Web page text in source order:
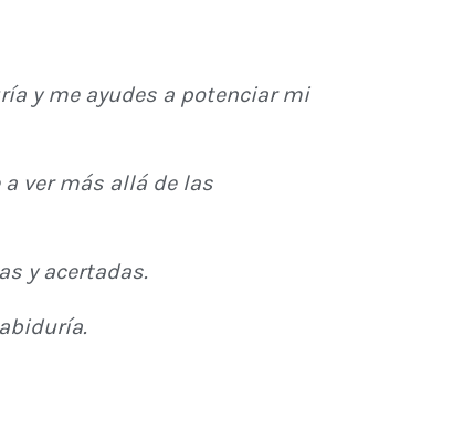
y me ayudes a potenciar mi
ver más allá de las
y acertadas.